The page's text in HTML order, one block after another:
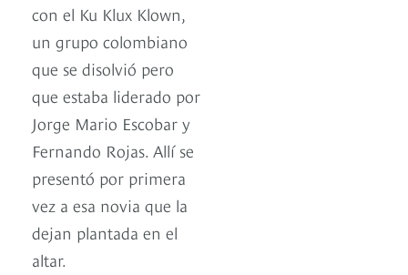
con el Ku Klux Klown,
un grupo colombiano
que se disolvió pero
que estaba liderado por
Jorge Mario Escobar y
Fernando Rojas. Allí se
presentó por primera
vez a esa novia que la
dejan plantada en el
altar.